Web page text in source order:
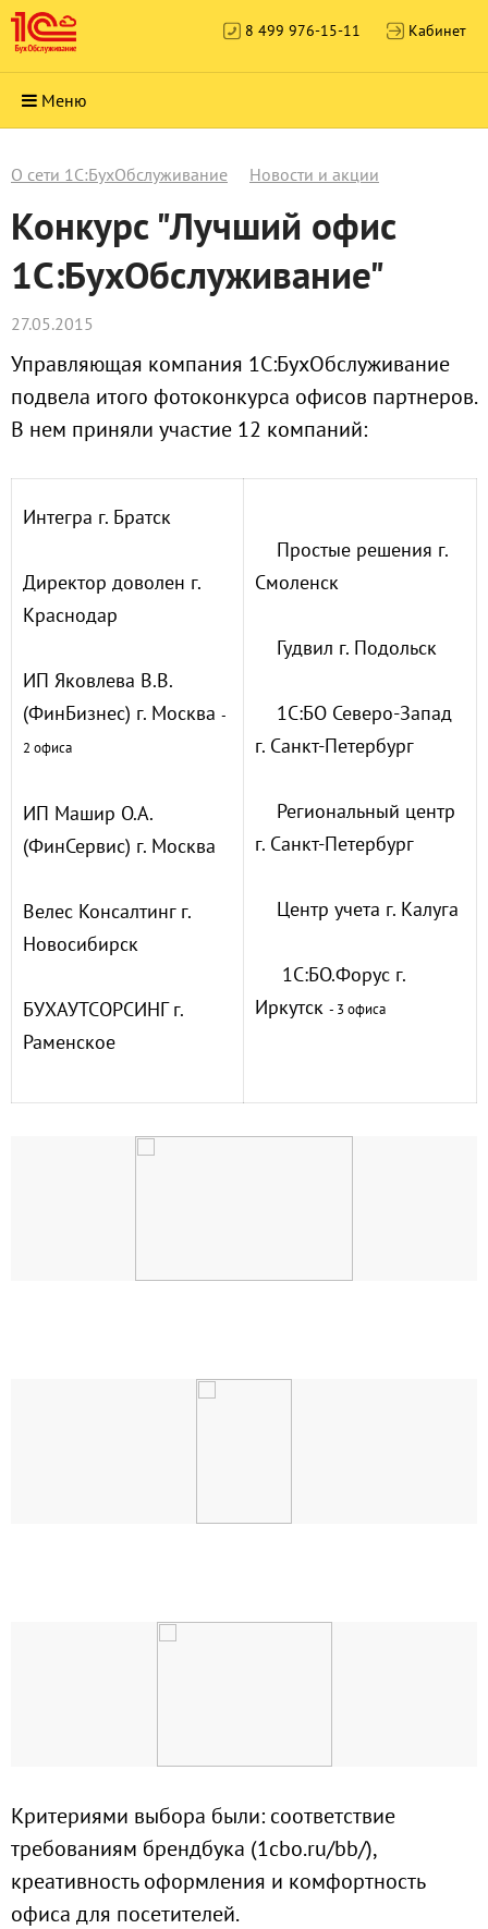
8 499 976-15-11 Кабинет
Меню
О сети 1С:БухОбслуживание Новости и акции
Конкурс "Лучший офис
1С:БухОбслуживание"
27.05.2015
Управляющая компания 1С:БухОбслуживание
подвела итого фотоконкурса офисов партнеров.
В нем приняли участие 12 компаний:
Интегра г. Братск
Директор доволен г.
Краснодар
ИП Яковлева В.В.
(ФинБизнес) г. Москва -
2 офиса
ИП Машир О.А.
(ФинСервис) г. Москва
Велес Консалтинг г.
Новосибирск
БУХАУТСОРСИНГ г.
Раменское
Простые решения г.
Смоленск
Гудвил г. Подольск
1С:БО Северо-Запад
г. Санкт-Петербург
Региональный центр
г. Санкт-Петербург
Центр учета г. Калуга
1С:БО.Форус г.
Иркутск - 3 офиса
Критериями выбора были: соответствие
требованиям брендбука (1cbo.ru/bb/),
креативность оформления и комфортность
офиса для посетителей.